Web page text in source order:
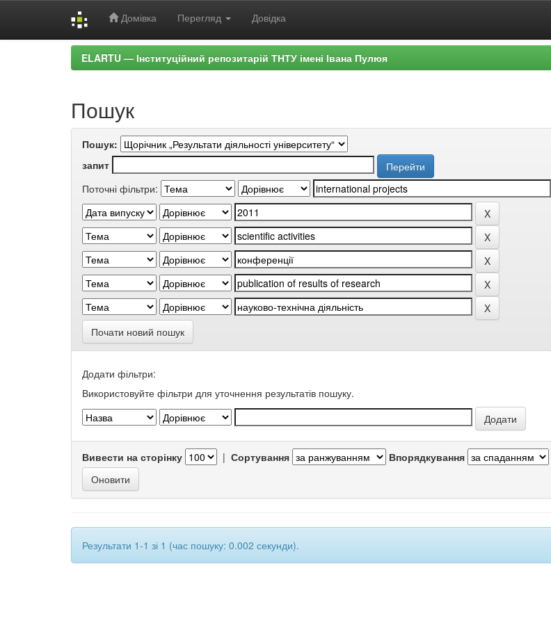
Домівка Перегляд Довідка
ELARTU — Інституційний репозитарій ТНТУ імені Івана Пулюя
Пошук
Пошук:
запит
Поточні фільтри:
Почати новий пошук
Додати фільтри:
Використовуйте фільтри для уточнення результатів пошуку.
Вивести на сторінку | Сортування Впорядкування
Результати 1-1 зі 1 (час пошуку: 0.002 секунди).